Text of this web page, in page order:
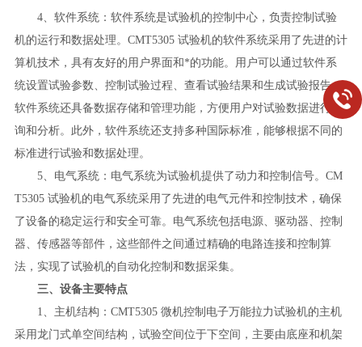
4、软件系统：软件系统是试验机的控制中心，负责控制试验
机的运行和数据处理。CMT5305 试验机的软件系统采用了先进的计
算机技术，具有友好的用户界面和*的功能。用户可以通过软件系
统设置试验参数、控制试验过程、查看试验结果和生成试验报告。
软件系统还具备数据存储和管理功能，方便用户对试验数据进行查
询和分析。此外，软件系统还支持多种国际标准，能够根据不同的
标准进行试验和数据处理。
5、电气系统：电气系统为试验机提供了动力和控制信号。CM
T5305 试验机的电气系统采用了先进的电气元件和控制技术，确保
了设备的稳定运行和安全可靠。电气系统包括电源、驱动器、控制
器、传感器等部件，这些部件之间通过精确的电路连接和控制算
法，实现了试验机的自动化控制和数据采集。
三、设备主要特点
1、主机结构：CMT5305 微机控制电子万能拉力试验机的主机
采用龙门式单空间结构，试验空间位于下空间，主要由底座和机架